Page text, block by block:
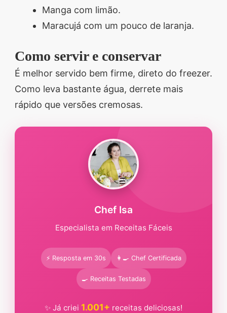
Manga com limão.
Maracujá com um pouco de laranja.
Como servir e conservar
É melhor servido bem firme, direto do freezer.
Como leva bastante água, derrete mais
rápido que versões cremosas.
Chef Isa
Especialista em Receitas Fáceis
⚡ Resposta em 30s 👩‍🍳 Chef Certificada
🍳 Receitas Testadas
✨ Já criei 1.001+ receitas deliciosas!